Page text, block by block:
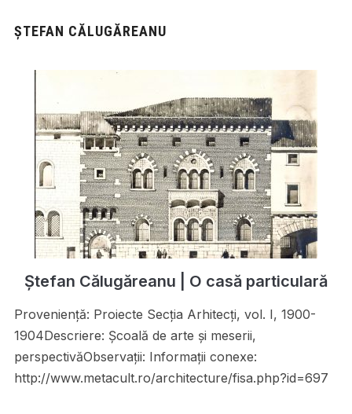
ȘTEFAN CĂLUGĂREANU
Ștefan Călugăreanu | O casă particulară
Proveniență: Proiecte Secţia Arhitecţi, vol. I, 1900-
1904Descriere: Şcoală de arte şi meserii,
perspectivăObservații: Informații conexe:
http://www.metacult.ro/architecture/fisa.php?id=697